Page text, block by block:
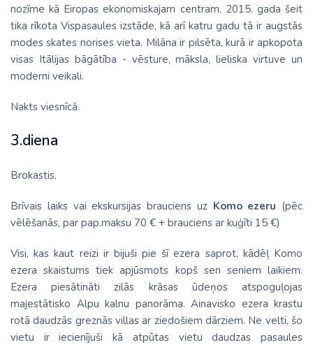
nozīme kā Eiropas ekonomiskajam centram. 2015. gada šeit
tika rīkota Vispasaules izstāde, kā arī katru gadu tā ir augstās
modes skates norises vieta. Milāna ir pilsēta, kurā ir apkopota
visas Itālijas bāgātība - vēsture, māksla, lieliska virtuve un
moderni veikali.
Nakts viesnīcā.
3.diena
Brokastis.
Brīvais laiks vai ekskursijas brauciens uz Komo ezeru (pēc
vēlēšanās, par pap.maksu 70 € + brauciens ar kuģīti 15 €)
Visi, kas kaut reizi ir bijuši pie šī ezera saprot, kādēļ Komo
ezera skaistums tiek apjūsmots kopš sen seniem laikiem.
Ezera piesātināti zilās krāsas ūdeņos atspoguļojas
majestātisko Alpu kalnu panorāma. Ainavisko ezera krastu
rotā daudzās greznās villas ar ziedošiem dārziem. Ne velti, šo
vietu ir iecienījuši kā atpūtas vietu daudzas pasaules